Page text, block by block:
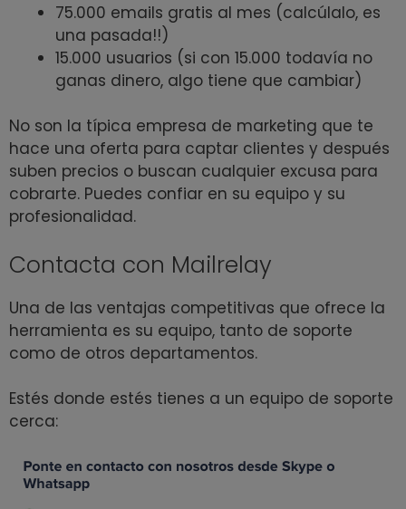
75.000 emails gratis al mes (calcúlalo, es
una pasada!!)
15.000 usuarios (si con 15.000 todavía no
ganas dinero, algo tiene que cambiar)
No son la típica empresa de marketing que te
hace una oferta para captar clientes y después
suben precios o buscan cualquier excusa para
cobrarte. Puedes confiar en su equipo y su
profesionalidad.
Contacta con Mailrelay
Una de las ventajas competitivas que ofrece la
herramienta es su equipo, tanto de soporte
como de otros departamentos.
Estés donde estés tienes a un equipo de soporte
cerca: